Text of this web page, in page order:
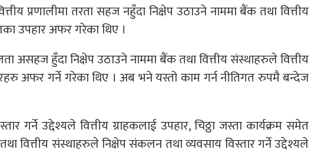
प्रणालीमा तरता सहज नहुँदा निक्षेप उठाउने नाममा बैंक तथा वित्तीय
उपहार अफर गरेका थिए ।
असहज हुँदा निक्षेप उठाउने नाममा बैंक तथा वित्तीय संस्थाहरुले वित्तीय
अफर गर्ने गरेका थिए । अब भने यस्तो काम गर्न नीतिगत रुपमै बन्देज
गर्ने उद्देश्यले वित्तीय ग्राहकलाई उपहार, चिठ्ठा जस्ता कार्यक्रम समेत
वित्तीय संस्थाहरुले निक्षेप संकलन तथा व्यवसाय विस्तार गर्ने उद्देश्यले